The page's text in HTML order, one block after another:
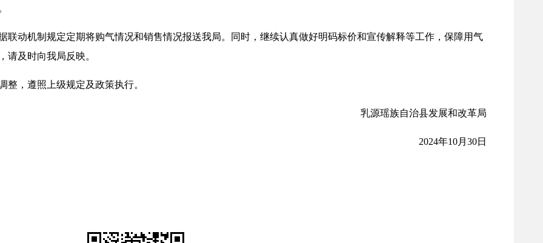
机制规定定期将购气情况和销售情况报送我局。同时，继续认真做好明码标价和宣传解释等工作，保障用气
请及时向我局反映。
，遵照上级规定及政策执行。
乳源瑶族自治县发展和改革局
2024年10月30日